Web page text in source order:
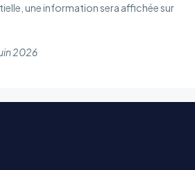
une information sera affichée sur
2026